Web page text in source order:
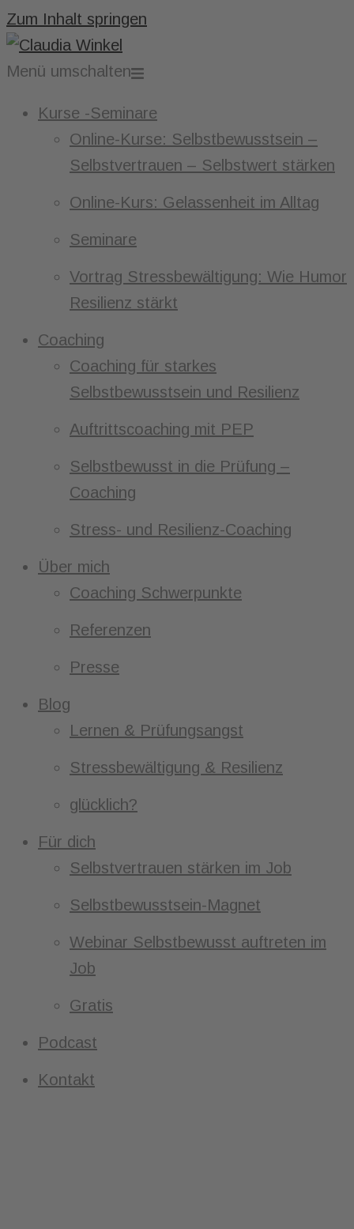
Zum Inhalt springen
Menü umschalten
Kurse -Seminare
Online-Kurse: Selbstbewusstsein –
Selbstvertrauen – Selbstwert stärken
Online-Kurs: Gelassenheit im Alltag
Seminare
Vortrag Stressbewältigung: Wie Humor
Resilienz stärkt
Coaching
Coaching für starkes
Selbstbewusstsein und Resilienz
Auftrittscoaching mit PEP
Selbstbewusst in die Prüfung –
Coaching
Stress- und Resilienz-Coaching
Über mich
Coaching Schwerpunkte
Referenzen
Presse
Blog
Lernen & Prüfungsangst
Stressbewältigung & Resilienz
glücklich?
Für dich
Selbstvertrauen stärken im Job
Selbstbewusstsein-Magnet
Webinar Selbstbewusst auftreten im
Job
Gratis
Podcast
Kontakt